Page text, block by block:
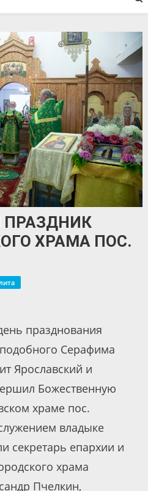
ХРАМА ПОС.
празднования
Серафима
Ярославский и
Божественную
храме пос.
владыке
секретарь епархии и
храма
Пчелкин,